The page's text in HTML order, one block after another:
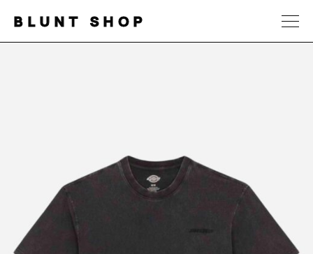
BLUNT SHOP